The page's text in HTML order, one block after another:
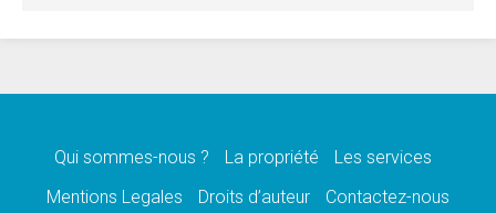
08.08.2026
08.08.2026
catholiques
Qui sommes-nous ? La propriété
Les services
Mentions Legales
Droits d’auteur Contactez-nous